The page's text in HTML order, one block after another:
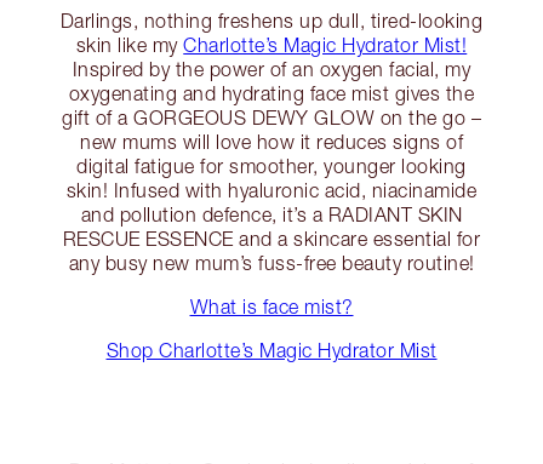
Darlings, nothing freshens up dull, tired-looking
skin like myCharlotte’s Magic Hydrator Mist!
Inspired by the power of an oxygen facial, my
oxygenating and hydrating face mist gives the
gift of a GORGEOUS DEWY GLOW on the go –
new mums will love how it reduces signs of
digital fatigue for smoother, younger looking
skin! Infused with hyaluronic acid, niacinamide
and pollution defence, it’s a RADIANT SKIN
RESCUE ESSENCE and a skincare essential for
any busy new mum’s fuss-free beauty routine!
What is face mist?
Shop Charlotte’s Magic Hydrator Mist